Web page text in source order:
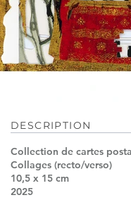
DESCRIPTION
Collection de cartes
Collages (recto/verso)
10,5 x 15 cm
2025